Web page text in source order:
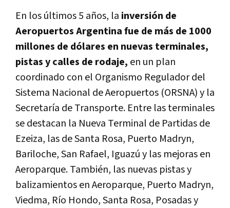
En los últimos 5 años, la inversión de
Aeropuertos Argentina fue de más de 1000
millones de dólares en nuevas terminales,
pistas y calles de rodaje, en un plan
coordinado con el Organismo Regulador del
Sistema Nacional de Aeropuertos (ORSNA) y la
Secretaría de Transporte. Entre las terminales
se destacan la Nueva Terminal de Partidas de
Ezeiza, las de Santa Rosa, Puerto Madryn,
Bariloche, San Rafael, Iguazú y las mejoras en
Aeroparque. También, las nuevas pistas y
balizamientos en Aeroparque, Puerto Madryn,
Viedma, Río Hondo, Santa Rosa, Posadas y